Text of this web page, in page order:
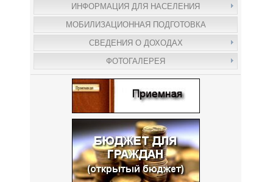
ИНФОРМАЦИЯ ДЛЯ НАСЕЛЕНИЯ
МОБИЛИЗАЦИОННАЯ ПОДГОТОВКА
СВЕДЕНИЯ О ДОХОДАХ
ФОТОГАЛЕРЕЯ